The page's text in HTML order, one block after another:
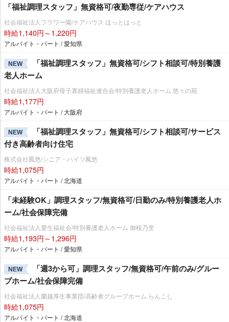
「福祉調理スタッフ」無資格可/夜勤専従/ケアハウス
社会福祉法人フラワー園/ケアハウス ほっとはっと
時給1,140円～1,220円
アルバイト・パート / 愛知県
NEW
「福祉調理スタッフ」無資格可/シフト相談可/特別養護
老人ホーム
社会福祉法人大阪府母子寡婦福祉連合会/特別養護老人ホーム 悠々の苑
時給1,177円
アルバイト・パート / 大阪府
NEW
「福祉調理スタッフ」無資格可/シフト相談可/サービス
付き高齢者向け住宅
株式会社鳳悠/シニア・ハイツ鳳悠
時給1,075円
アルバイト・パート / 北海道
「未経験OK」調理スタッフ/無資格可/日勤のみ/特別養護老人ホ
ーム/社会保障完備
社会福祉法人愛生福祉会/特別養護老人ホーム 御桜乃里
時給1,193円～1,296円
アルバイト・パート / 愛知県
NEW
「週3から可」調理スタッフ/無資格可/午前のみ/グルー
プホーム/社会保障完備
社会福祉法人蘭越厚生事業団/高齢者グループホーム らんこし
時給1,075円
アルバイト・パート / 北海道